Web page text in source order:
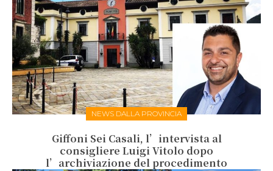
NEWS DALLA PROVINCIA
Giffoni Sei Casali, l’intervista al
consigliere Luigi Vitolo dopo
l’archiviazione del procedimento